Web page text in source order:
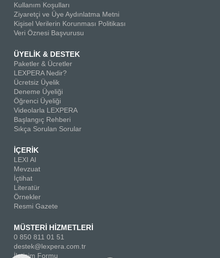
Kullanım Koşulları
Ziyaretçi ve Üye Aydınlatma Metni
Kişisel Verilerin Korunması Politikası
Veri Öznesi Başvurusu
ÜYELİK & DESTEK
Paketler & Ücretler
LEXPERA Nedir?
Ücretsiz Üyelik
Deneme Üyeliği
Öğrenci Üyeliği
Videolarla LEXPERA
Başlangıç Rehberi
Sıkça Sorulan Sorular
İÇERİK
LEXI AI
Mevzuat
İçtihat
Literatür
Örnekler
Resmi Gazete
MÜSTERİ HİZMETLERİ
0 850 811 01 51
destek@lexpera.com.tr
İletişim Formu